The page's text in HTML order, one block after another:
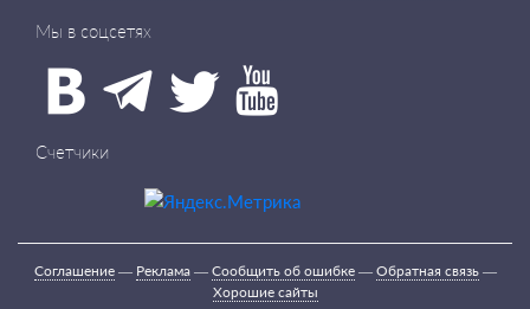
Мы в соцсетях
Счетчики
Соглашение— Реклама— Сообщить об ошибке— Обратная связь—
Хорошие сайты